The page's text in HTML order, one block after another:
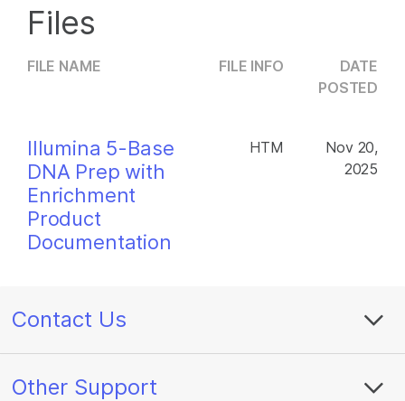
Files
FILE NAME FILE INFO
DATE
POSTED
Illumina 5-Base
DNA Prep with
Enrichment
Product
Documentation
HTM
Nov 20,
2025
Contact Us
Other Support